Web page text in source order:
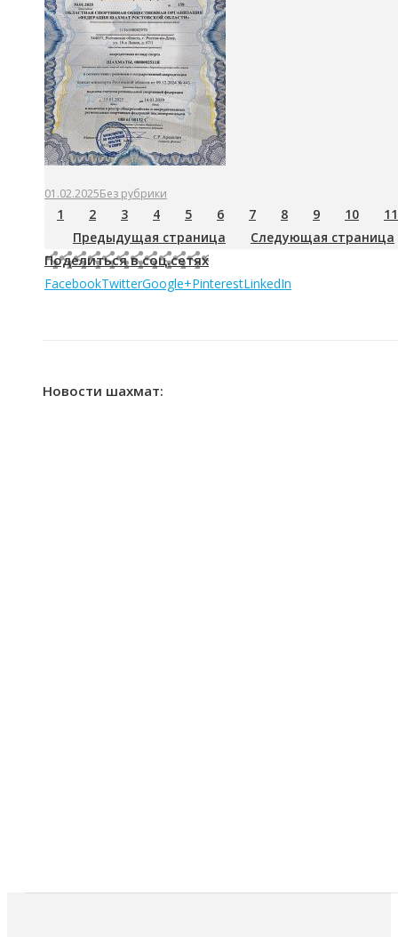
01.02.2025Без рубрики
1 2 3 4 5 6 7 8 9 10
11
Предыдущая страница
Следующая страница
Поделиться в соц.сетях
FacebookTwitterGoogle+PinterestLinkedIn
Новости шахмат: